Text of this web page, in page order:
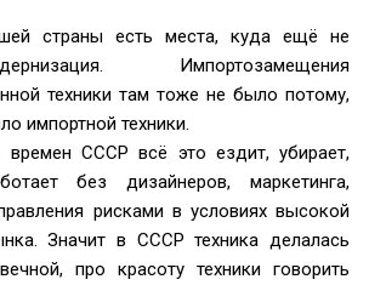
страны есть места, куда ещё не
Импортозамещения
техники там тоже не было потому,
импортной техники.
СССР всё это ездит, убирает,
без дизайнеров, маркетинга,
рисками в условиях высокой
Значит в СССР техника делалась
про красоту техники говорить